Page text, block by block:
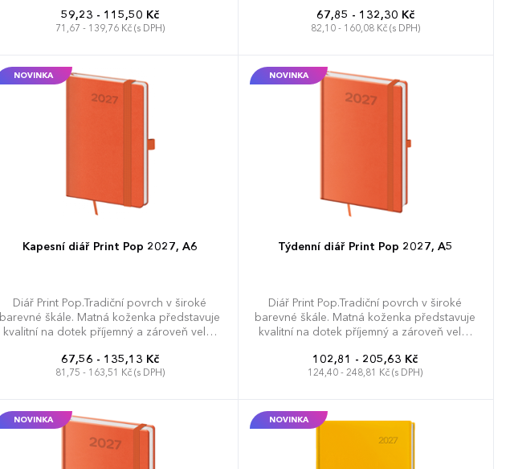
59,23 - 115,50 Kč
71,67 - 139,76 Kč (s DPH)
67,85 - 132,30 Kč
82,10 - 160,08 Kč (s DPH)
NOVINKA
Kapesní diář Print Pop 2027, A6
Diář Print Pop.Tradiční povrch v široké
barevné škále. Matná koženka představuje
kvalitní na dotek příjemný a zároveň velmi
Uživatelský komfort zvyšují detaily jako
kulaté rohy, poutko na tužku nebo praktická
sleporažbě. Diář obsahuje: osobní údaje,
plánovač dovolené (měsíční přehled),
plánovací kalendář, mezinárodní svátky,
67,56 - 135,13 Kč
81,75 - 163,51 Kč (s DPH)
NOVINKA
Týdenní diář Print Pop 2027, A5
Diář Print Pop.Tradiční povrch v široké
barevné škále. Matná koženka představuje
kvalitní na dotek příjemný a zároveň velmi
Uživatelský komfort zvyšují detaily jako
kulaté rohy, poutko na tužku nebo praktická
sleporažbě. Diář obsahuje: osobní údaje,
plánovač dovolené (měsíční přehled),
plánovací kalendář, roční výhled, týdenní
102,81 - 205,63 Kč
124,40 - 248,81 Kč (s DPH)
NOVINKA NOVINKA